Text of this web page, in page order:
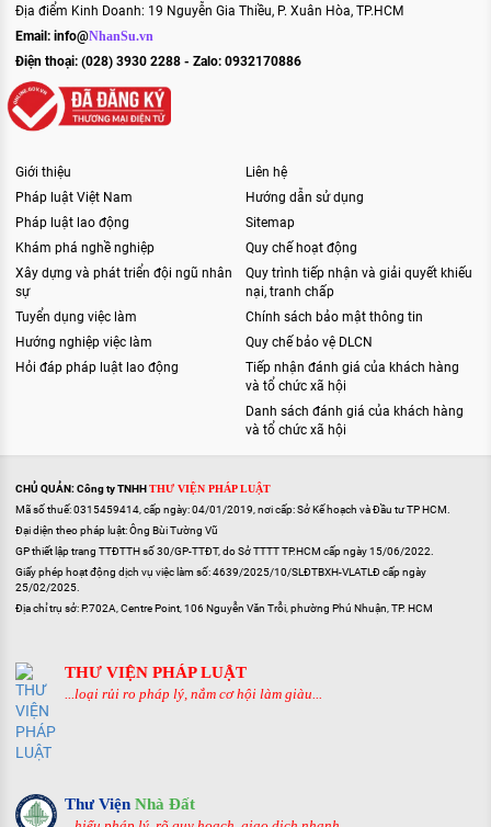
Địa điểm Kinh Doanh: 19 Nguyễn Gia Thiều, P. Xuân Hòa, TP.HCM
Email: info@NhanSu.vn
Điện thoại: (028) 3930 2288 - Zalo: 0932170886
Giới thiệu
Pháp luật Việt Nam
Pháp luật lao động
Khám phá nghề nghiệp
Xây dựng và phát triển đội ngũ nhân
sự
Tuyển dụng việc làm
Hướng nghiệp việc làm
Hỏi đáp pháp luật lao động
Liên hệ
Hướng dẫn sử dụng
Sitemap
Quy chế hoạt động
Quy trình tiếp nhận và giải quyết khiếu
nại, tranh chấp
Chính sách bảo mật thông tin
Quy chế bảo vệ DLCN
Tiếp nhận đánh giá của khách hàng
và tổ chức xã hội
Danh sách đánh giá của khách hàng
và tổ chức xã hội
CHỦ QUẢN: Công ty TNHH THƯ VIỆN PHÁP LUẬT
Mã số thuế: 0315459414, cấp ngày: 04/01/2019, nơi cấp: Sở Kế hoạch và Đầu tư TP HCM.
Đại diện theo pháp luật: Ông Bùi Tường Vũ
GP thiết lập trang TTĐTTH số 30/GP-TTĐT, do Sở TTTT TP.HCM cấp ngày 15/06/2022.
Giấy phép hoạt động dịch vụ việc làm số: 4639/2025/10/SLĐTBXH-VLATLĐ cấp ngày
25/02/2025.
Địa chỉ trụ sở: P.702A, Centre Point, 106 Nguyễn Văn Trỗi, phường Phú Nhuận, TP. HCM
THƯ VIỆN PHÁP LUẬT
...loại rủi ro pháp lý, nắm cơ hội làm giàu...
Thư Viện Nhà Đất